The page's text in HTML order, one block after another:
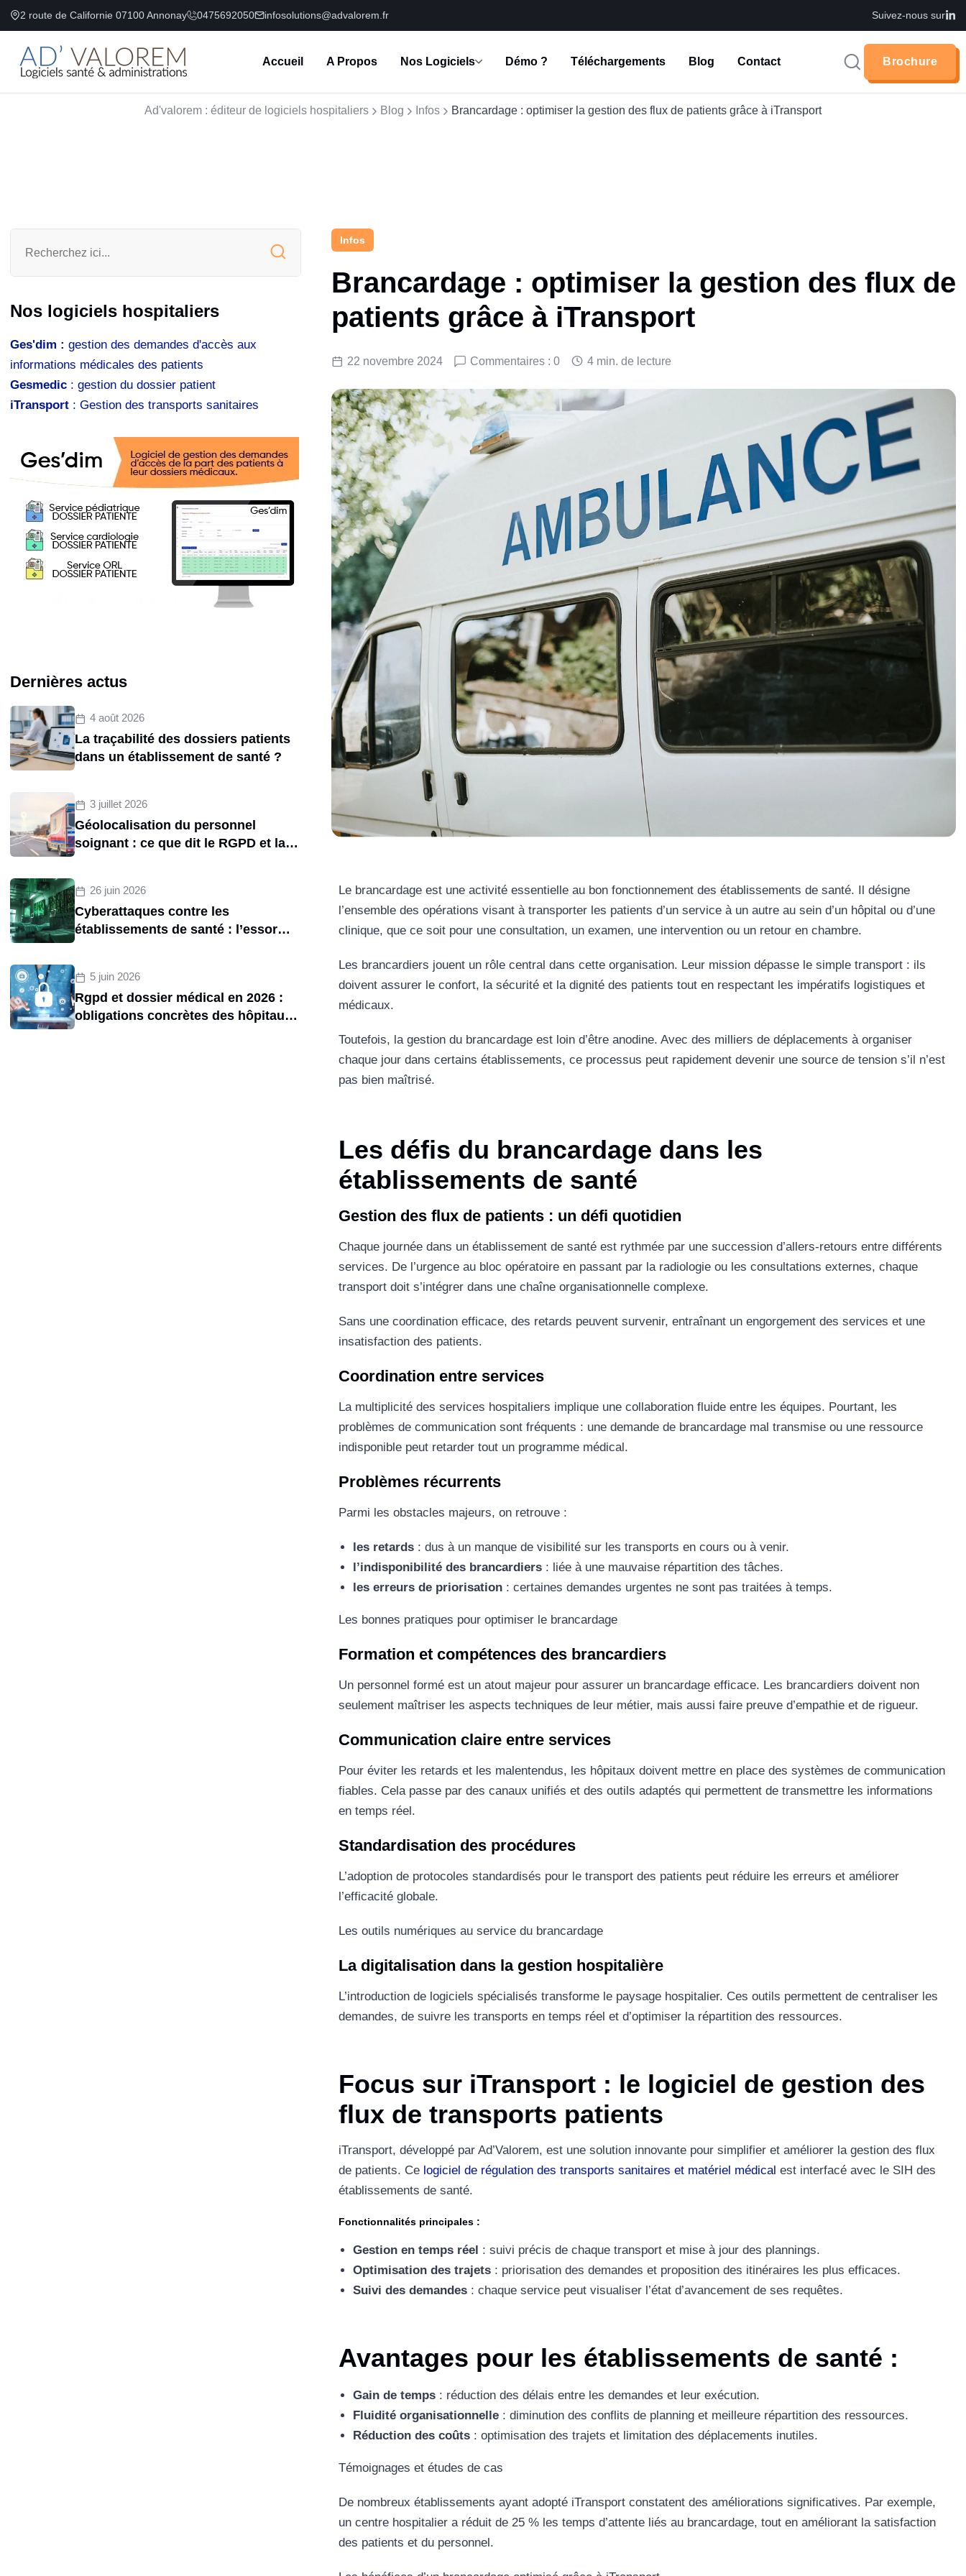
2 route de Californie 07100 Annonay 0475692050 infosolutions@advalorem.fr Suivez-nous sur
Accueil A Propos Nos Logiciels Démo ? Téléchargements Blog Contact
Brochure
Ad'valorem : éditeur de logiciels hospitaliers Blog Infos Brancardage : optimiser la gestion des flux de patients grâce à iTransport
Infos
Brancardage : optimiser la gestion des flux de
patients grâce à iTransport
22 novembre 2024 Commentaires : 0 4 min. de lecture
Le brancardage est une activité essentielle au bon fonctionnement des établissements de santé. Il désigne
l’ensemble des opérations visant à transporter les patients d’un service à un autre au sein d’un hôpital ou d’une
clinique, que ce soit pour une consultation, un examen, une intervention ou un retour en chambre.
Les brancardiers jouent un rôle central dans cette organisation. Leur mission dépasse le simple transport : ils
doivent assurer le confort, la sécurité et la dignité des patients tout en respectant les impératifs logistiques et
médicaux.
Toutefois, la gestion du brancardage est loin d’être anodine. Avec des milliers de déplacements à organiser
chaque jour dans certains établissements, ce processus peut rapidement devenir une source de tension s’il n’est
pas bien maîtrisé.
Les défis du brancardage dans les
établissements de santé
Gestion des flux de patients : un défi quotidien
Chaque journée dans un établissement de santé est rythmée par une succession d’allers-retours entre différents
services. De l’urgence au bloc opératoire en passant par la radiologie ou les consultations externes, chaque
transport doit s’intégrer dans une chaîne organisationnelle complexe.
Sans une coordination efficace, des retards peuvent survenir, entraînant un engorgement des services et une
insatisfaction des patients.
Coordination entre services
La multiplicité des services hospitaliers implique une collaboration fluide entre les équipes. Pourtant, les
problèmes de communication sont fréquents : une demande de brancardage mal transmise ou une ressource
indisponible peut retarder tout un programme médical.
Problèmes récurrents
Parmi les obstacles majeurs, on retrouve :
les retards: dus à un manque de visibilité sur les transports en cours ou à venir.
l’indisponibilité des brancardiers: liée à une mauvaise répartition des tâches.
les erreurs de priorisation: certaines demandes urgentes ne sont pas traitées à temps.
Les bonnes pratiques pour optimiser le brancardage
Formation et compétences des brancardiers
Un personnel formé est un atout majeur pour assurer un brancardage efficace. Les brancardiers doivent non
seulement maîtriser les aspects techniques de leur métier, mais aussi faire preuve d’empathie et de rigueur.
Communication claire entre services
Pour éviter les retards et les malentendus, les hôpitaux doivent mettre en place des systèmes de communication
fiables. Cela passe par des canaux unifiés et des outils adaptés qui permettent de transmettre les informations
en temps réel.
Standardisation des procédures
L’adoption de protocoles standardisés pour le transport des patients peut réduire les erreurs et améliorer
l’efficacité globale.
Les outils numériques au service du brancardage
La digitalisation dans la gestion hospitalière
L’introduction de logiciels spécialisés transforme le paysage hospitalier. Ces outils permettent de centraliser les
demandes, de suivre les transports en temps réel et d’optimiser la répartition des ressources.
Focus sur iTransport : le logiciel de gestion des
flux de transports patients
iTransport, développé par Ad’Valorem, est une solution innovante pour simplifier et améliorer la gestion des flux
de patients. Ce logiciel de régulation des transports sanitaires et matériel médical est interfacé avec le SIH des
établissements de santé.
Fonctionnalités principales :
Gestion en temps réel : suivi précis de chaque transport et mise à jour des plannings.
Optimisation des trajets: priorisation des demandes et proposition des itinéraires les plus efficaces.
Suivi des demandes: chaque service peut visualiser l’état d’avancement de ses requêtes.
Avantages pour les établissements de santé :
Gain de temps: réduction des délais entre les demandes et leur exécution.
Fluidité organisationnelle: diminution des conflits de planning et meilleure répartition des ressources.
Réduction des coûts: optimisation des trajets et limitation des déplacements inutiles.
Témoignages et études de cas
De nombreux établissements ayant adopté iTransport constatent des améliorations significatives. Par exemple,
un centre hospitalier a réduit de 25 % les temps d’attente liés au brancardage, tout en améliorant la satisfaction
des patients et du personnel.
Nos logiciels hospitaliers
Ges'dim : gestion des demandes d'accès aux
informations médicales des patients
Gesmedic : gestion du dossier patient
iTransport : Gestion des transports sanitaires
Dernières actus
4 août 2026
La traçabilité des dossiers patients
dans un établissement de santé ?
3 juillet 2026
Géolocalisation du personnel
soignant : ce que dit le RGPD et la
26 juin 2026
Cyberattaques contre les
établissements de santé : l’essor
5 juin 2026
Rgpd et dossier médical en 2026 :
obligations concrètes des hôpitaux